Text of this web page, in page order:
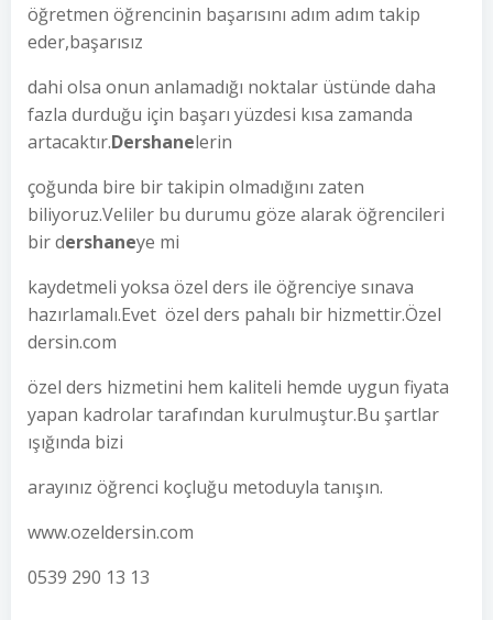
öğretmen öğrencinin başarısını adım adım takip
eder,başarısız
dahi olsa onun anlamadığı noktalar üstünde daha
fazla durduğu için başarı yüzdesi kısa zamanda
artacaktır.Dershanelerin
çoğunda bire bir takipin olmadığını zaten
biliyoruz.Veliler bu durumu göze alarak öğrencileri
bir dershaneye mi
kaydetmeli yoksa özel ders ile öğrenciye sınava
hazırlamalı.Evet özel ders pahalı bir hizmettir.Özel
dersin.com
özel ders hizmetini hem kaliteli hemde uygun fiyata
yapan kadrolar tarafından kurulmuştur.Bu şartlar
ışığında bizi
arayınız öğrenci koçluğu metoduyla tanışın.
www.ozeldersin.com
0539 290 13 13